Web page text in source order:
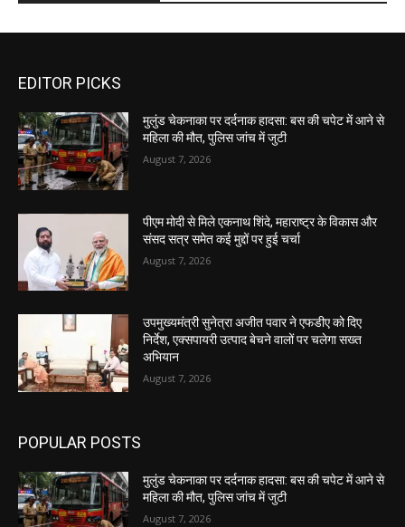
EDITOR PICKS
मुलुंड चेकनाका पर दर्दनाक हादसा: बस की चपेट में आने से
महिला की मौत, पुलिस जांच में जुटी
August 7, 2026
पीएम मोदी से मिले एकनाथ शिंदे, महाराष्ट्र के विकास और
संसद सत्र समेत कई मुद्दों पर हुई चर्चा
August 7, 2026
उपमुख्यमंत्री सुनेत्रा अजीत पवार ने एफडीए को दिए
निर्देश, एक्सपायरी उत्पाद बेचने वालों पर चलेगा सख्त
अभियान
August 7, 2026
POPULAR POSTS
मुलुंड चेकनाका पर दर्दनाक हादसा: बस की चपेट में आने से
महिला की मौत, पुलिस जांच में जुटी
August 7, 2026